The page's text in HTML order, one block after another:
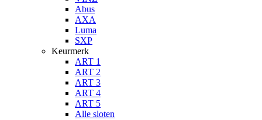
Abus
AXA
Luma
SXP
Keurmerk
ART 1
ART 2
ART 3
ART 4
ART 5
Alle sloten